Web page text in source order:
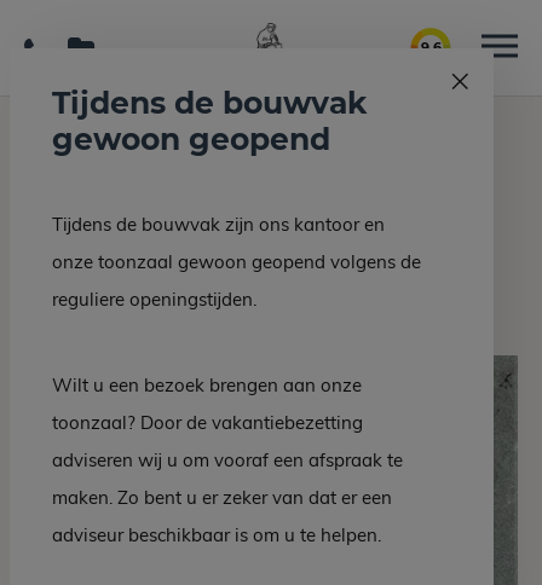
9.6
Home Interieur/bouw Dolomiet
Dolomiet
Tijdens de bouwvak
gewoon geopend
Tijdens de bouwvak zijn ons kantoor en
onze toonzaal gewoon geopend volgens de
reguliere openingstijden.
Wilt u een bezoek brengen aan onze
toonzaal? Door de vakantiebezetting
adviseren wij u om vooraf een afspraak te
maken. Zo bent u er zeker van dat er een
adviseur beschikbaar is om u te helpen.